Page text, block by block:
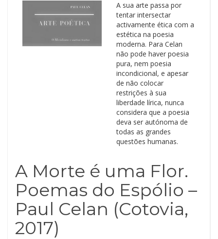
A sua arte passa por
tentar intersectar
activamente ética com a
estética na poesia
moderna. Para Celan
não pode haver poesia
pura, nem poesia
incondicional, e apesar
de não colocar
restrições à sua
liberdade lírica, nunca
considera que a poesia
deva ser autónoma de
todas as grandes
questões humanas.
A Morte é uma Flor.
Poemas do Espólio –
Paul Celan (Cotovia,
2017)